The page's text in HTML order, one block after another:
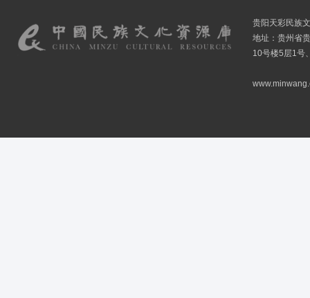
贵阳天彩民族
地址：贵州省
10号楼5层1号